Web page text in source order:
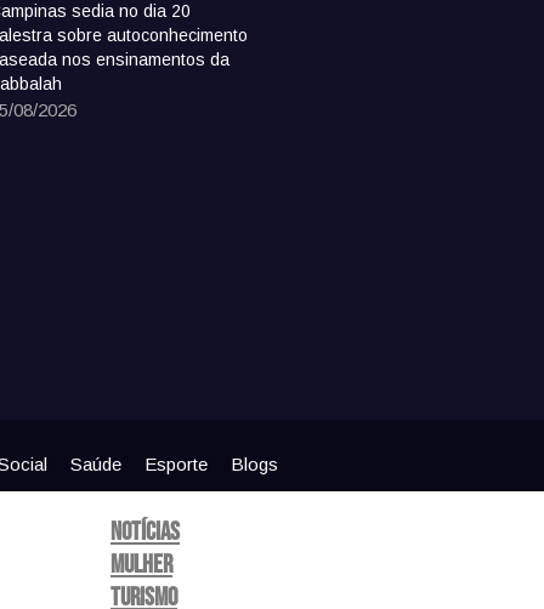
sedia no dia 20
sobre autoconhecimento
nos ensinamentos da
08/2026
Saúde Esporte Blogs
Notícias
Mulher
Turismo